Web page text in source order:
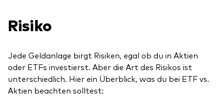
Risiko
Jede Geldanlage birgt Risiken, egal ob du in Aktien
oder ETFs investierst. Aber die Art des Risikos ist
unterschiedlich. Hier ein Überblick, was du bei ETF vs.
Aktien beachten solltest: